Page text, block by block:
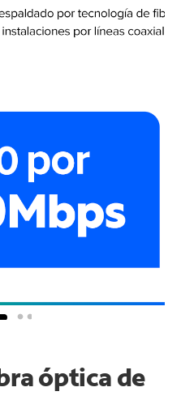
óptica de